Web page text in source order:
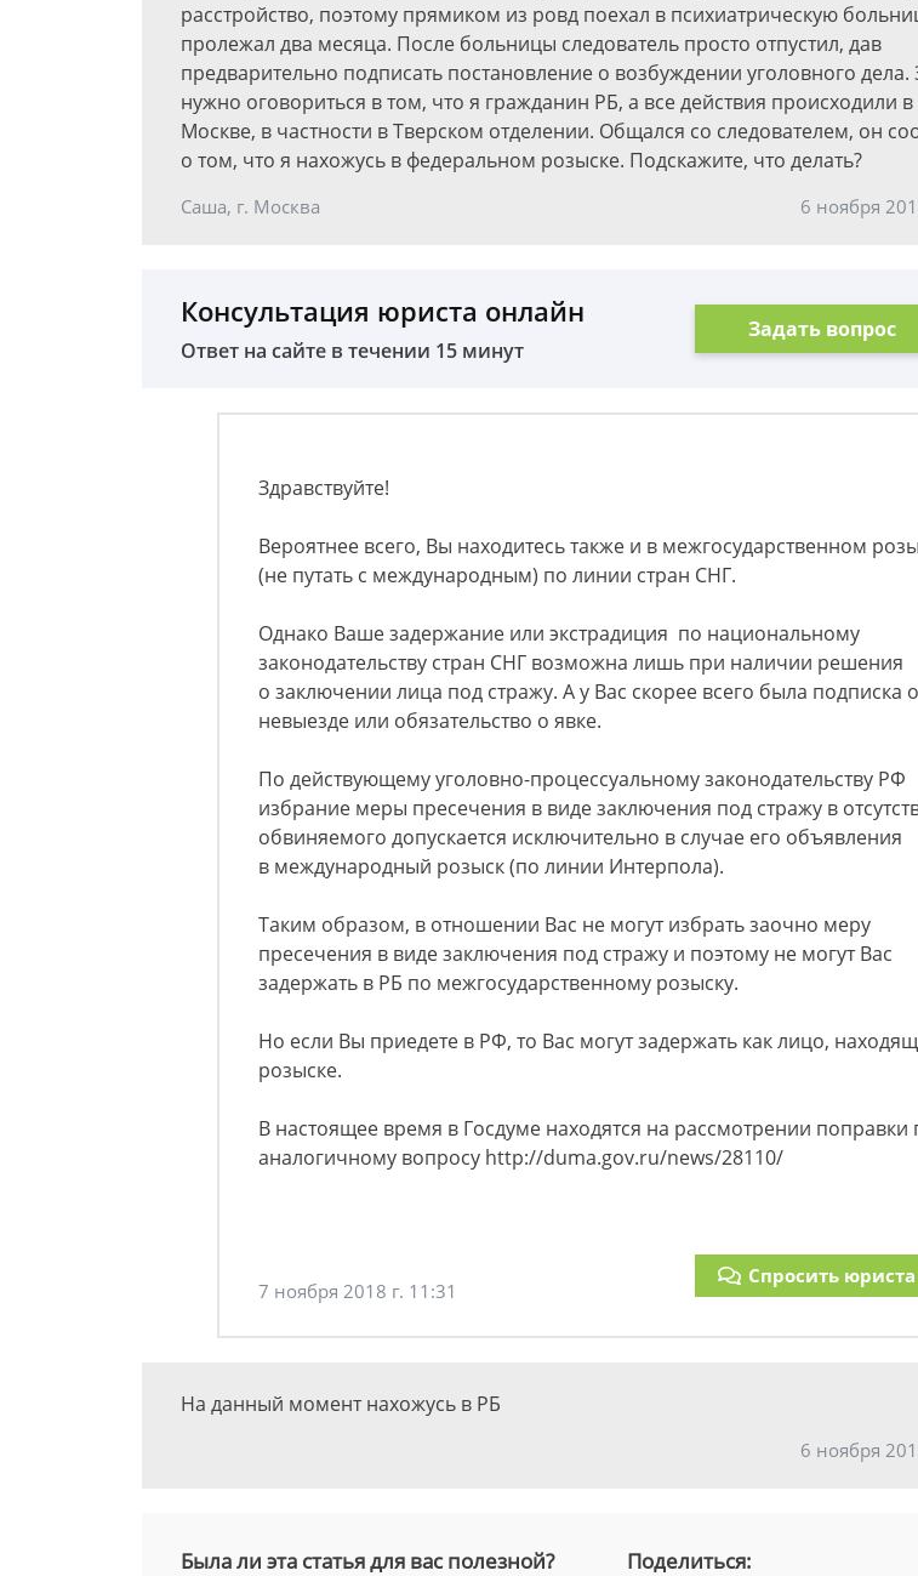
расстройство, поэтому прямиком из ровд поехал в психиатрическую
пролежал два месяца. После больницы следователь просто отпустил, дав
предварительно подписать постановление о возбуждении уголовного дела.
нужно оговориться в том, что я гражданин РБ, а все действия происходили в
Москве, в частности в Тверском отделении. Общался со следователем, он
о том, что я нахожусь в федеральном розыске. Подскажите, что делать?
Саша, г. Москва 6 ноября
Консультация юриста онлайн
Ответ на сайте в течении 15 минут
Задать вопрос
Здравствуйте!
Вероятнее всего, Вы находитесь также и в межгосударственном
(не путать с международным) по линии стран СНГ.
Однако Ваше задержание или экстрадиция по национальному
законодательству стран СНГ возможна лишь при наличии решения
о заключении лица под стражу. А у Вас скорее всего была подписка о
невыезде или обязательство о явке.
По действующему уголовно-процессуальному законодательству РФ
избрание меры пресечения в виде заключения под стражу в
обвиняемого допускается исключительно в случае его объявления
в международный розыск (по линии Интерпола).
Таким образом, в отношении Вас не могут избрать заочно меру
пресечения в виде заключения под стражу и поэтому не могут Вас
задержать в РБ по межгосударственному розыску.
Но если Вы приедете в РФ, то Вас могут задержать как лицо,
розыске.
В настоящее время в Госдуме находятся на рассмотрении поправки
аналогичному вопросу http://duma.gov.ru/news/28110/
7 ноября 2018 г. 11:31
Спросить юриста
На данный момент нахожусь в РБ
6 ноября
Была ли эта статья для вас полезной? Поделиться: